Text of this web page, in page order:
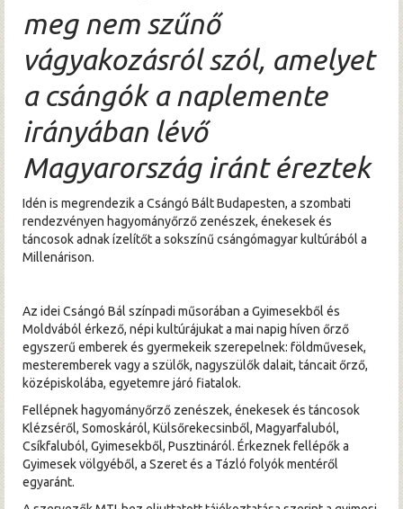
meg nem szűnő
vágyakozásról szól, amelyet
a csángók a naplemente
irányában lévő
Magyarország iránt éreztek
Idén is megrendezik a Csángó Bált Budapesten, a szombati
rendezvényen hagyományőrző zenészek, énekesek és
táncosok adnak ízelítőt a sokszínű csángómagyar kultúrából a
Millenárison.
Az idei Csángó Bál színpadi műsorában a Gyimesekből és
Moldvából érkező, népi kultúrájukat a mai napig híven őrző
egyszerű emberek és gyermekeik szerepelnek: földművesek,
mesteremberek vagy a szülők, nagyszülők dalait, táncait őrző,
középiskolába, egyetemre járó fiatalok.
Fellépnek hagyományőrző zenészek, énekesek és táncosok
Klézséről, Somoskáról, Külsőrekecsinből, Magyarfaluból,
Csíkfaluból, Gyimesekből, Pusztináról. Érkeznek fellépők a
Gyimesek völgyéből, a Szeret és a Tázló folyók mentéről
egyaránt.